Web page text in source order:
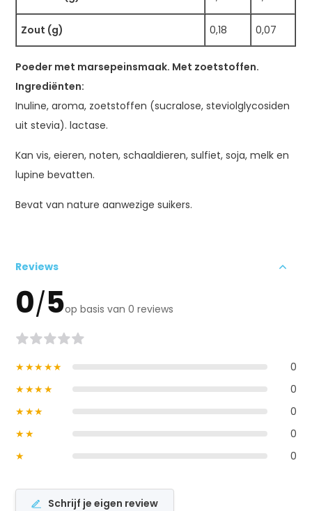
Zout (g) 0,18 0,07
Poeder met marsepeinsmaak. Met zoetstoffen.
Ingrediënten:
Inuline, aroma, zoetstoffen (sucralose, steviolglycosiden
uit stevia). lactase.
Kan vis, eieren, noten, schaaldieren, sulfiet, soja, melk en
lupine bevatten.
Bevat van nature aanwezige suikers.
Reviews
0/5op basis van 0 reviews
★★★★★
0
★★★★
0
★★★
0
★★
0
★
0
Schrijf je eigen review